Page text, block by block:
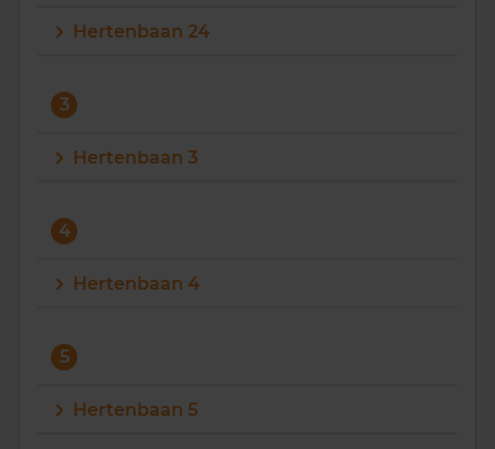
Hertenbaan 24
3
Hertenbaan 3
4
Hertenbaan 4
5
Hertenbaan 5